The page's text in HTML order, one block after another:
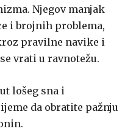
Njegov manjak
i brojnih problema,
pravilne navike i
vrati u ravnotežu.
lošeg sna i
da obratite pažnju